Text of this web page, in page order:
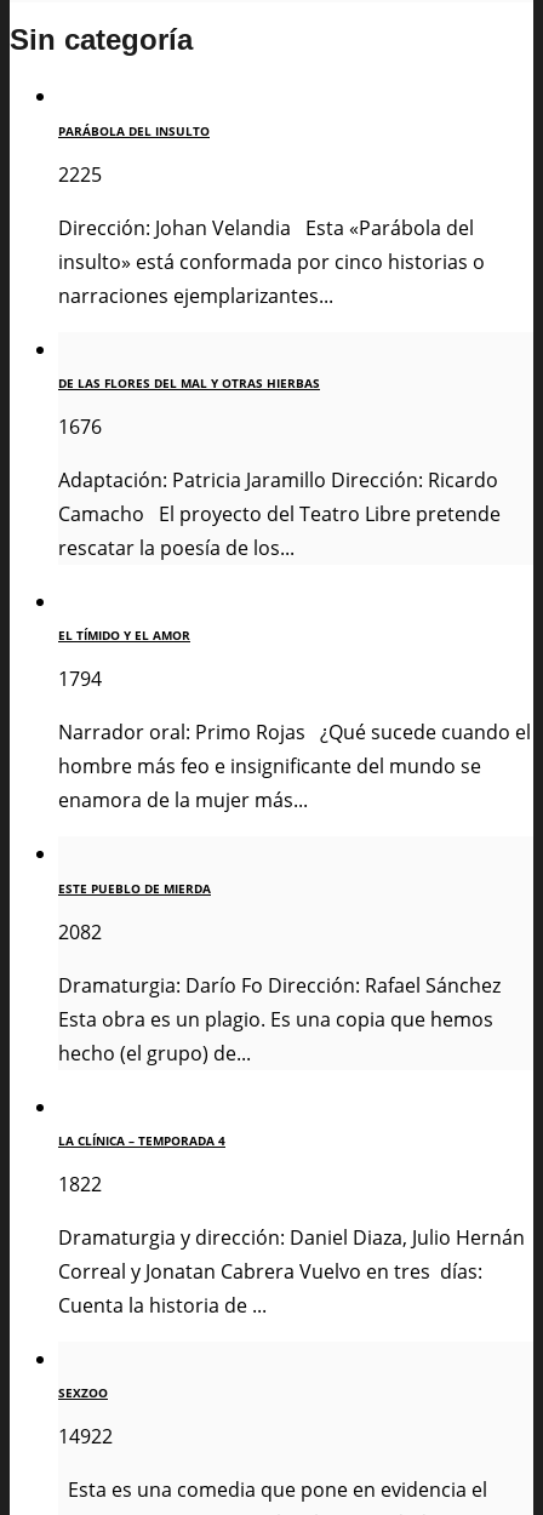
Sin categoría
PARÁBOLA DEL INSULTO
2225
Dirección: Johan Velandia Esta «Parábola del
insulto» está conformada por cinco historias o
narraciones ejemplarizantes...
DE LAS FLORES DEL MAL Y OTRAS HIERBAS
1676
Adaptación: Patricia Jaramillo Dirección: Ricardo
Camacho El proyecto del Teatro Libre pretende
rescatar la poesía de los...
EL TÍMIDO Y EL AMOR
1794
Narrador oral: Primo Rojas ¿Qué sucede cuando el
hombre más feo e insignificante del mundo se
enamora de la mujer más...
ESTE PUEBLO DE MIERDA
2082
Dramaturgia: Darío Fo Dirección: Rafael Sánchez
Esta obra es un plagio. Es una copia que hemos
hecho (el grupo) de...
LA CLÍNICA – TEMPORADA 4
1822
Dramaturgia y dirección: Daniel Diaza, Julio Hernán
Correal y Jonatan Cabrera Vuelvo en tres días:
Cuenta la historia de ...
SEXZOO
14922
Esta es una comedia que pone en evidencia el